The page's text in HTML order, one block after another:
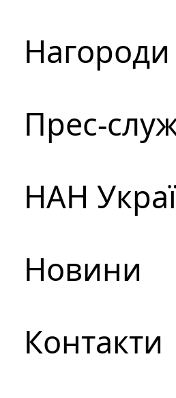
Нагороди
Прес-
НАН
Новини
Контакти